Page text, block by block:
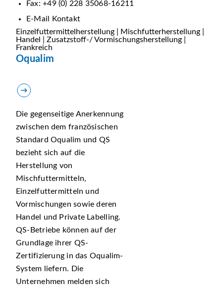
Fax: +49 (0) 228 35068-16211
E-Mail Kontakt
Einzelfuttermittelherstellung | Mischfutterherstellung |
Handel | Zusatzstoff-/ Vormischungsherstellung |
Frankreich
Oqualim
Die gegenseitige Anerkennung
zwischen dem französischen
Standard Oqualim und QS
bezieht sich auf die
Herstellung von
Mischfuttermitteln,
Einzelfuttermitteln und
Vormischungen sowie deren
Handel und Private Labelling.
QS-Betriebe können auf der
Grundlage ihrer QS-
Zertifizierung in das Oqualim-
System liefern. Die
Unternehmen melden sich